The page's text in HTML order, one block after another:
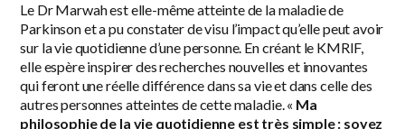
Le Dr Marwah est elle-même atteinte de la maladie de
Parkinson et a pu constater de visu l’impact qu’elle peut avoir
sur la vie quotidienne d’une personne. En créant le KMRIF,
elle espère inspirer des recherches nouvelles et innovantes
qui feront une réelle différence dans sa vie et dans celle des
autres personnes atteintes de cette maladie. « Ma
philosophie de la vie quotidienne est très simple : soyez